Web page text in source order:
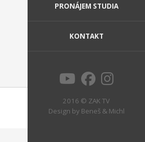
PRONÁJEM STUDIA
KONTAKT
2016 © ZAK TV
Design by Beneš & Michl